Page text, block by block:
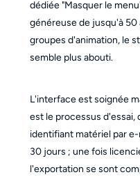
dédiée "Masquer le
généreuse de jusqu'à
groupes d'animation, le
semble plus abouti.
L'interface est soignée
est le processus d'essai,
identifiant matériel par
30 jours ; une fois
l'exportation se sont